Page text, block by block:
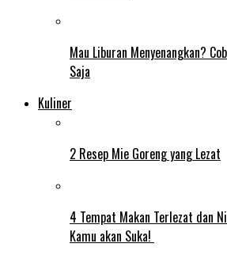
Mau Liburan Menyenangkan?
Saja
Kuliner
2 Resep Mie Goreng yang Lezat
4 Tempat Makan Terlezat dan
Kamu akan Suka!